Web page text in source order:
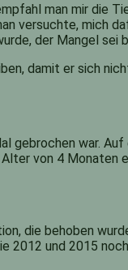
man mir die
versuchte, mich
der Mangel sei
damit er sich
gebrochen war.
von 4 Monaten
die behoben
2012 und 2015